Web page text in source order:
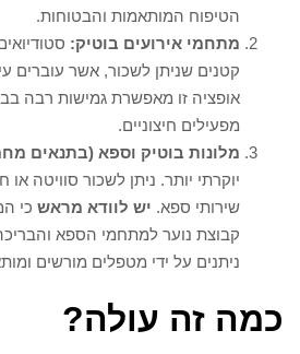
הטיפוח המותאמות והבטוחות.
מתחמי אירועים בוטיק:
קטנים שניתן לשכור, אשר עוברים
אופציה זו מאפשרת גמישות רבה
מפעילים חיצוניים.
מלונות בוטיק וספא (בתנאים
יוקרתי יותר. ניתן לשכור סוויטה
שירותי ספא. יש לוודא מראש כי
קבוצת נוער למתחמי הספא והבריכה
ניתנים על ידי מטפלים מורשים
כמה זה עולה?